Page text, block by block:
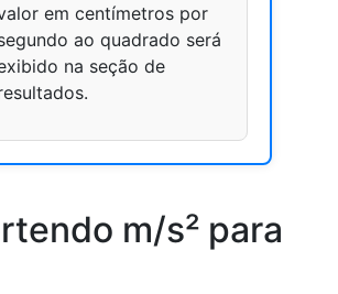
em centímetros por
ao quadrado será
na seção de
m/s² para